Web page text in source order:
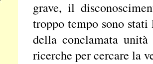
grave, il
troppo tempo sono
della conclamata
ricerche per cercare la